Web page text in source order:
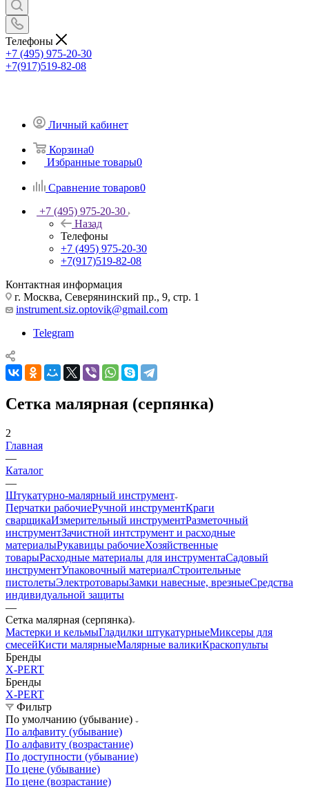
Телефоны
+7 (495) 975-20-30
+7(917)519-82-08
Личный кабинет
Корзина0
Избранные товары0
Сравнение товаров0
+7 (495) 975-20-30
Назад
Телефоны
+7 (495) 975-20-30
+7(917)519-82-08
Контактная информация
г. Москва, Северянинский пр., 9, стр. 1
instrument.siz.optovik@gmail.com
Telegram
Сетка малярная (серпянка)
2
Главная
—
Каталог
—
Штукатурно-малярный инструмент
Перчатки рабочиеРучной инструментКраги
сварщикаИзмерительный инструментРазметочный
инструментЗачистной интструмент и расходные
материалыРукавицы рабочиеХозяйственные
товарыРасходные материалы для инструментаСадовый
инструментУпаковочный материалСтроительные
пистолетыЭлектротоварыЗамки навесные, врезныеСредства
индивидуальной защиты
—
Сетка малярная (серпянка)
Мастерки и кельмыГладилки штукатурныеМиксеры для
смесейКисти малярныеМалярные валикиКраскопульты
Бренды
X-PERT
Бренды
X-PERT
Фильтр
По умолчанию (убывание)
По алфавиту (убывание)
По алфавиту (возрастание)
По доступности (убывание)
По цене (убывание)
По цене (возрастание)